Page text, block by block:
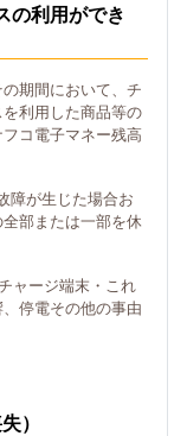
の利用ができ
期間において、チ
利用した商品等の
コ電子マネー残高
障が生じた場合お
部または一部を休
ャージ端末・これ
停電その他の事由
）